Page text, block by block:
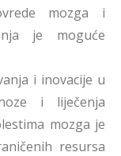
mozga i
je moguće
i inovacije u
i liječenja
mozga je
resursa